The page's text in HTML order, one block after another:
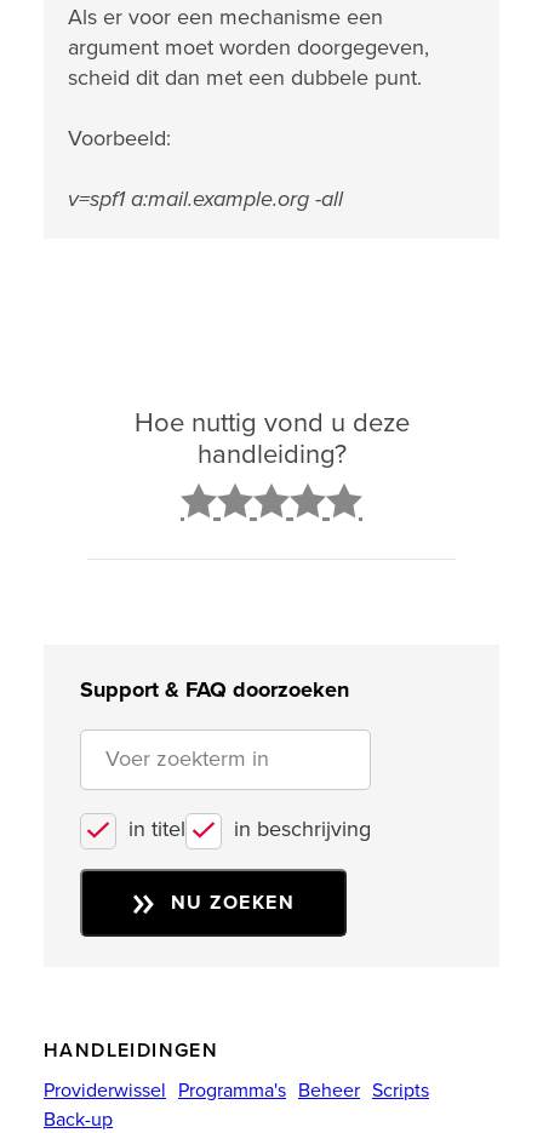
Als er voor een mechanisme een
argument moet worden doorgegeven,
scheid dit dan met een dubbele punt.
Voorbeeld:
v=spf1 a:mail.example.org -all
Hoe nuttig vond u deze
handleiding?
Support & FAQ doorzoeken
in titel in beschrijving
NU ZOEKEN
HANDLEIDINGEN
Providerwissel Programma's Beheer Scripts
Back-up